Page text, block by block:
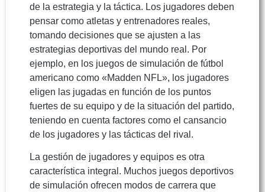
de la estrategia y la táctica. Los jugadores deben
pensar como atletas y entrenadores reales,
tomando decisiones que se ajusten a las
estrategias deportivas del mundo real. Por
ejemplo, en los juegos de simulación de fútbol
americano como «Madden NFL», los jugadores
eligen las jugadas en función de los puntos
fuertes de su equipo y de la situación del partido,
teniendo en cuenta factores como el cansancio
de los jugadores y las tácticas del rival.
La gestión de jugadores y equipos es otra
característica integral. Muchos juegos deportivos
de simulación ofrecen modos de carrera que